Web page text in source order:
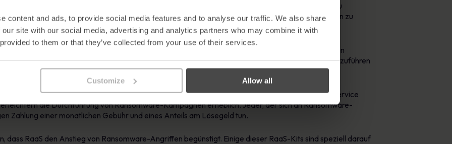
content and ads, to provide social media features and to analyse our traffic. We also share
site with our social media, advertising and analytics partners who may combine it with
to them or that they’ve collected from your use of their services.
Customize Allow all
an Organisationstypen, das vom Gesundheitswesen über Kommunalverwaltungen bis hin zu
reicht. Der öffentliche Sektor bietet Angreifern daher vielfältige Möglichkeiten, nicht nur Störungen zu
sondern auch Daten zu stehlen.
National Cyber Security Centre (NCSC), erklärte kürzlich in einer Rede im Rahmen der jährlichen
Institute (RUSI) erklärt, dass der Anstieg von Ransomware auf einen „kumulativen Effekt“ zurückzuführen
der stetig zunehmenden Raffinesse von Ransomware-Angriffen Herr zu werden.
durch den Einsatz dieser ausgefeilteren Angriffe gefährdet, zu denen auch „Ransomware-as-a-Service
die Durchführung von Ransomware-Kampagnen erheblich. Jeder, der sich an Ransomware-
Zahlung einer monatlichen Gebühr und eines Anteils am Lösegeld tun.
dass RaaS den Anstieg von Ransomware-Angriffen begünstigt. Einige dieser RaaS-Kits sind speziell darauf